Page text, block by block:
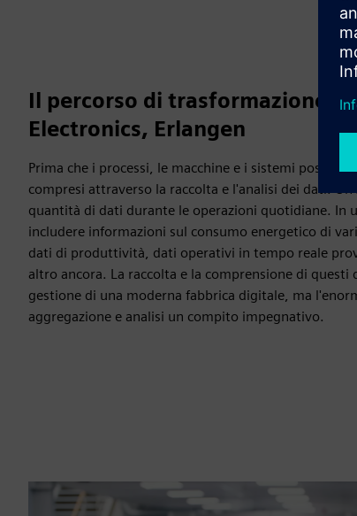
Il percorso di trasformazione
Electronics, Erlangen
Prima che i processi, le macchine e i sistemi
compresi attraverso la raccolta e l'analisi dei dati.
quantità di dati durante le operazioni quotidiane. In
includere informazioni sul consumo energetico di
dati di produttività, dati operativi in tempo reale
altro ancora. La raccolta e la comprensione di questi
gestione di una moderna fabbrica digitale, ma
aggregazione e analisi un compito impegnativo.